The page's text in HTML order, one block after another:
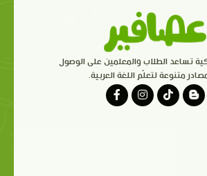
تساعد الطلاب والمعلمين على الوصول
متنوعة لتعلّم اللغة العربية.